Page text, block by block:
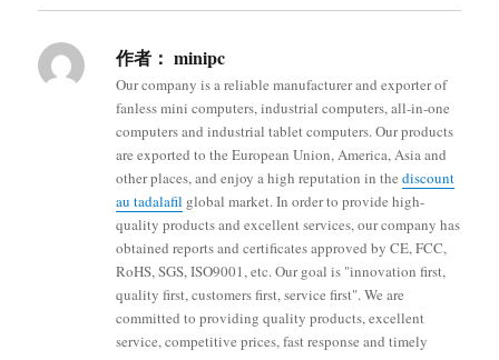
作者： minipc
Our company is a reliable manufacturer and exporter of
fanless mini computers, industrial computers, all-in-one
computers and industrial tablet computers. Our products
are exported to the European Union, America, Asia and
other places, and enjoy a high reputation in thediscount
au tadalafil global market. In order to provide high-
quality products and excellent services, our company has
obtained reports and certificates approved by CE, FCC,
RoHS, SGS, ISO9001, etc. Our goal is "innovation first,
quality first, customers first, service first". We are
committed to providing quality products, excellent
service, competitive prices, fast response and timely